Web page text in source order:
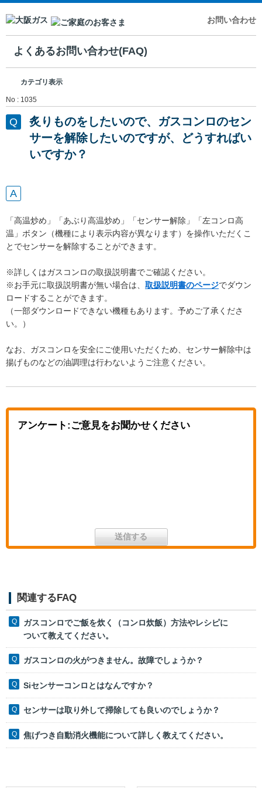
お問い合わせ
よくあるお問い合わせ(FAQ)
カテゴリ表示
No : 1035
炙りものをしたいので、ガスコンロのセン
サーを解除したいのですが、どうすればい
いですか？
「高温炒め」「あぶり高温炒め」「センサー解除」「左コンロ高
温」ボタン（機種により表示内容が異なります）を操作いただくこ
とでセンサーを解除することができます。
※詳しくはガスコンロの取扱説明書でご確認ください。
※お手元に取扱説明書が無い場合は、 取扱説明書のページでダウン
ロードすることができます。
（一部ダウンロードできない機種もあります。予めご了承くださ
い。）
なお、ガスコンロを安全にご使用いただくため、センサー解除中は
揚げものなどの油調理は行わないようご注意ください。
アンケート:ご意見をお聞かせください
関連するFAQ
ガスコンロでご飯を炊く（コンロ炊飯）方法やレシピに
ついて教えてください。
ガスコンロの火がつきません。故障でしょうか？
Siセンサーコンロとはなんですか？
センサーは取り外して掃除しても良いのでしょうか？
焦げつき自動消火機能について詳しく教えてください。